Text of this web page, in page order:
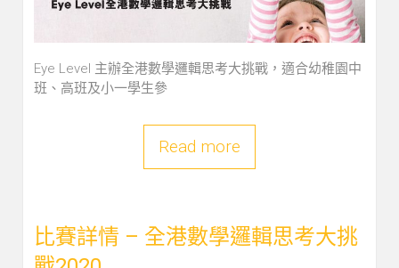
Eye Level 主辦全港數學邏輯思考大挑戰，適合幼稚園中
班、高班及小一學生參
Read more
比賽詳情 – 全港數學邏輯思考大挑